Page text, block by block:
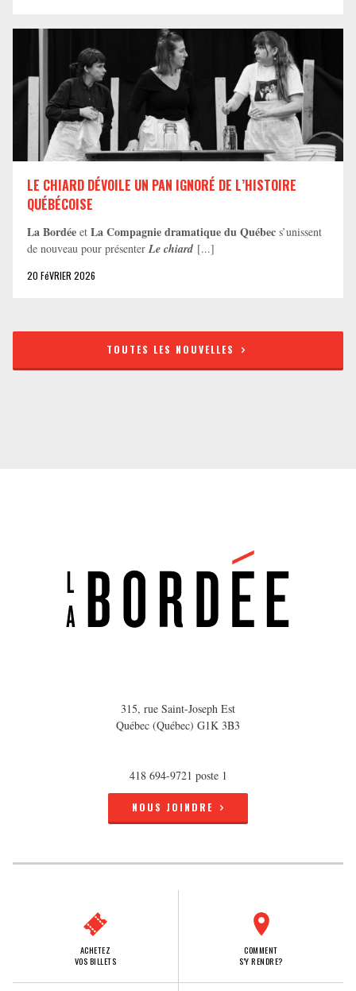
LE CHIARD DÉVOILE UN PAN IGNORÉ DE L’HISTOIRE
QUÉBÉCOISE
La Bordée et La Compagnie dramatique du Québec s’unissent
de nouveau pour présenter Le chiard [...]
20 FéVRIER 2026
TOUTES LES NOUVELLES
315, rue Saint-Joseph Est
Québec (Québec) G1K 3B3
418 694-9721 poste 1
NOUS JOINDRE
ACHETEZ
VOS BILLETS
COMMENT
S'Y RENDRE?